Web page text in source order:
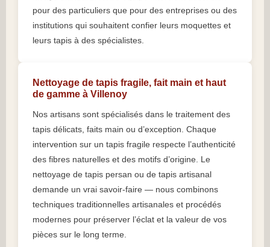
pour des particuliers que pour des entreprises ou des
institutions qui souhaitent confier leurs moquettes et
leurs tapis à des spécialistes.
Nettoyage de tapis fragile, fait main et haut
de gamme à Villenoy
Nos artisans sont spécialisés dans le traitement des
tapis délicats, faits main ou d’exception. Chaque
intervention sur un tapis fragile respecte l’authenticité
des fibres naturelles et des motifs d’origine. Le
nettoyage de tapis persan ou de tapis artisanal
demande un vrai savoir-faire — nous combinons
techniques traditionnelles artisanales et procédés
modernes pour préserver l’éclat et la valeur de vos
pièces sur le long terme.